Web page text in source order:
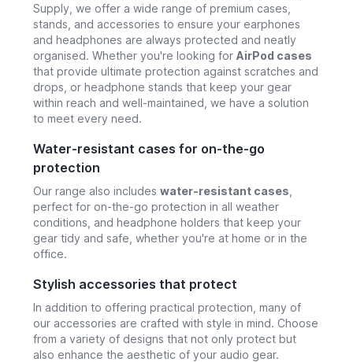
Supply, we offer a wide range of premium cases,
stands, and accessories to ensure your earphones
and headphones are always protected and neatly
organised. Whether you're looking for AirPod cases
that provide ultimate protection against scratches and
drops, or headphone stands that keep your gear
within reach and well-maintained, we have a solution
to meet every need.
Water-resistant cases for on-the-go
protection
Our range also includes water-resistant cases
perfect for on-the-go protection in all weather
conditions, and headphone holders that keep your
gear tidy and safe, whether you're at home or in the
office.
Stylish accessories that protect
In addition to offering practical protection, many of
our accessories are crafted with style in mind. Choose
from a variety of designs that not only protect but
also enhance the aesthetic of your audio gear.